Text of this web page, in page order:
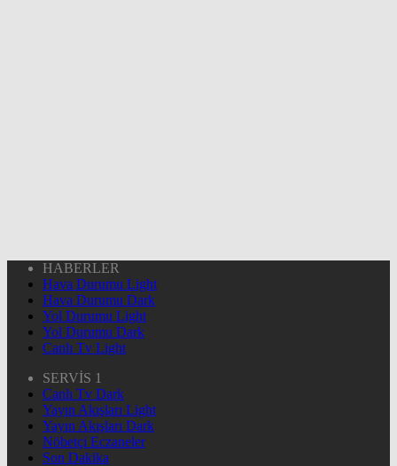
HABERLER
Hava Durumu Light
Hava Durumu Dark
Yol Durumu Light
Yol Durumu Dark
Canlı Tv Light
SERVİS 1
Canlı Tv Dark
Yayın Akışları Light
Yayın Akışları Dark
Nöbetçi Eczaneler
Son Dakika